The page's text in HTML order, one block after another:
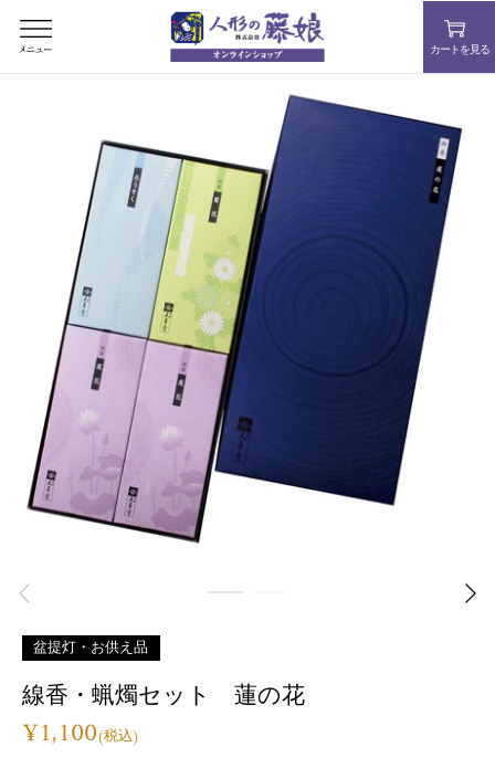
ン
カートを見る
盆提灯・お供え品
線香・蝋燭セット 蓮の花
¥1,100